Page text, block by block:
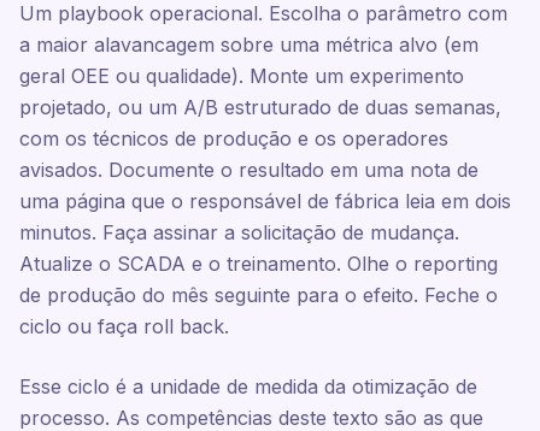
Um playbook operacional. Escolha o parâmetro com
a maior alavancagem sobre uma métrica alvo (em
geral OEE ou qualidade). Monte um experimento
projetado, ou um A/B estruturado de duas semanas,
com os técnicos de produção e os operadores
avisados. Documente o resultado em uma nota de
uma página que o responsável de fábrica leia em dois
minutos. Faça assinar a solicitação de mudança.
Atualize o SCADA e o treinamento. Olhe o reporting
de produção do mês seguinte para o efeito. Feche o
ciclo ou faça roll back.
Esse ciclo é a unidade de medida da otimização de
processo. As competências deste texto são as que